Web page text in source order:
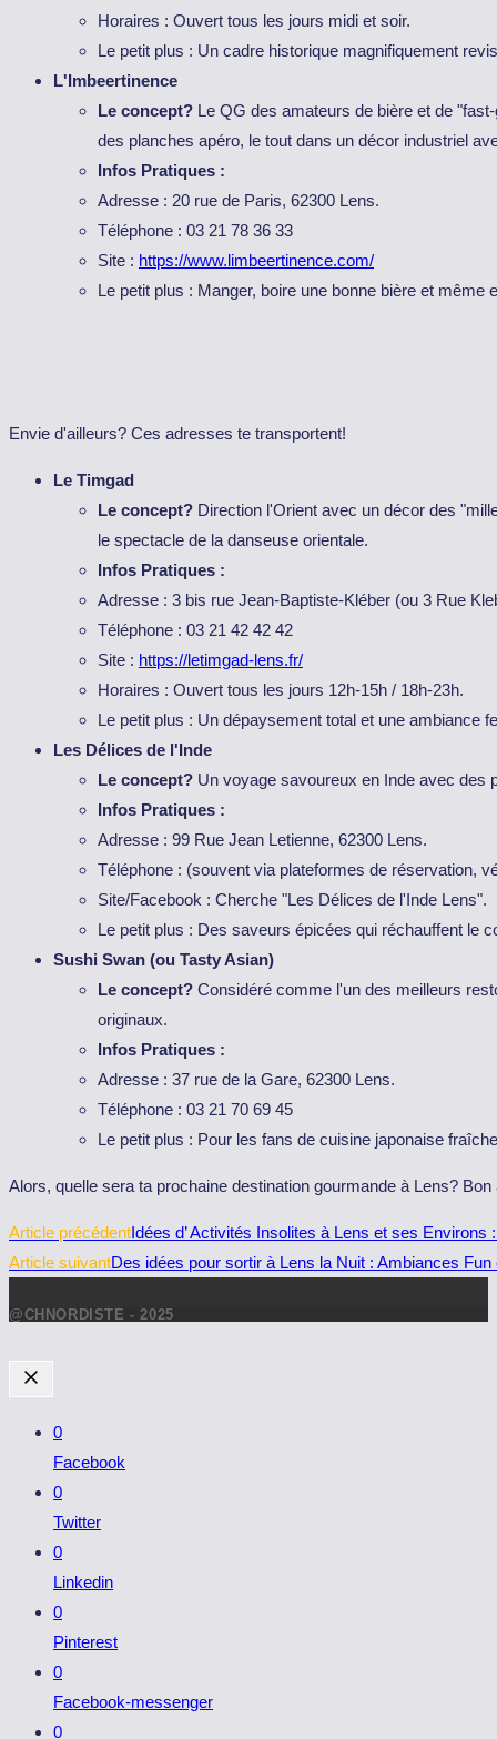
Horaires : Ouvert tous les jours midi et soir.
Le petit plus : Un cadre historique magnifiquement
L'Imbeertinence
Le concept? Le QG des amateurs de bière et de
des planches apéro, le tout dans un décor industriel
Infos Pratiques :
Adresse : 20 rue de Paris, 62300 Lens.
Téléphone : 03 21 78 36 33
Site : https://www.limbeertinence.com/
Le petit plus : Manger, boire une bonne bière et
Envie d'ailleurs? Ces adresses te transportent!
Le Timgad
Le concept? Direction l'Orient avec un décor des
le spectacle de la danseuse orientale.
Infos Pratiques :
Adresse : 3 bis rue Jean-Baptiste-Kléber (ou 3 Rue
Téléphone : 03 21 42 42 42
Site : https://letimgad-lens.fr/
Horaires : Ouvert tous les jours 12h-15h / 18h-23h.
Le petit plus : Un dépaysement total et une ambiance
Les Délices de l'Inde
Le concept? Un voyage savoureux en Inde avec des
Infos Pratiques :
Adresse : 99 Rue Jean Letienne, 62300 Lens.
Téléphone : (souvent via plateformes de réservation,
Site/Facebook : Cherche "Les Délices de l'Inde Lens".
Le petit plus : Des saveurs épicées qui réchauffent le
Sushi Swan (ou Tasty Asian)
Le concept? Considéré comme l'un des meilleurs
originaux.
Infos Pratiques :
Adresse : 37 rue de la Gare, 62300 Lens.
Téléphone : 03 21 70 69 45
Le petit plus : Pour les fans de cuisine japonaise
Alors, quelle sera ta prochaine destination gourmande à Lens? Bon
Read
more
Article précédentIdées d’ Activités Insolites à Lens et ses
Article suivantDes idées pour sortir à Lens la Nuit : Ambiances
@CHNORDISTE - 2025
0
Facebook
0
Twitter
0
Linkedin
0
Pinterest
0
Facebook-messenger
0